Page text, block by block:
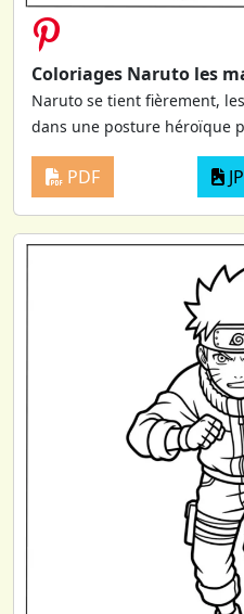
Coloriages Naruto les
Naruto se tient fièrement,
dans une posture héroïque
PDF